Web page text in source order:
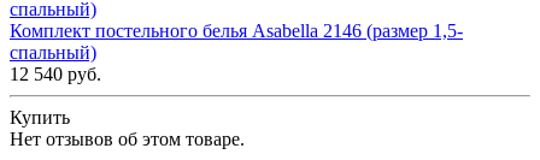
Комплект постельного белья Asabella 2146 (размер 1,5-
спальный)
12 540 руб.
Купить
Нет отзывов об этом товаре.